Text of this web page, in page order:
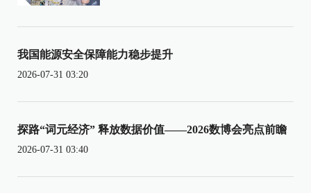
我国能源安全保障能力稳步提升
2026-07-31 03:20
探路“词元经济” 释放数据价值——2026数博会亮点前瞻
2026-07-31 03:40